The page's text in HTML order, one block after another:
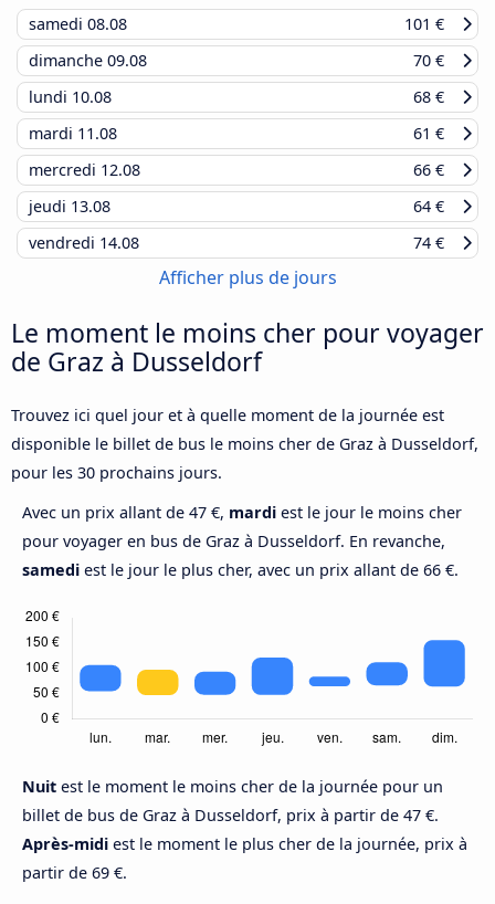
samedi 08.08
101 €
dimanche 09.08
70 €
lundi 10.08
68 €
mardi 11.08
61 €
mercredi 12.08
66 €
jeudi 13.08
64 €
vendredi 14.08 74 €
Afficher plus de jours
Le moment le moins cher pour voyager
de Graz à Dusseldorf
Trouvez ici quel jour et à quelle moment de la journée est
disponible le billet de bus le moins cher de Graz à Dusseldorf,
pour les 30 prochains jours.
Avec un prix allant de 47 €, mardi est le jour le moins cher
pour voyager en bus de Graz à Dusseldorf. En revanche,
samedi est le jour le plus cher, avec un prix allant de 66 €.
Nuit est le moment le moins cher de la journée pour un
billet de bus de Graz à Dusseldorf, prix à partir de 47 €.
Après-midi est le moment le plus cher de la journée, prix à
partir de 69 €.